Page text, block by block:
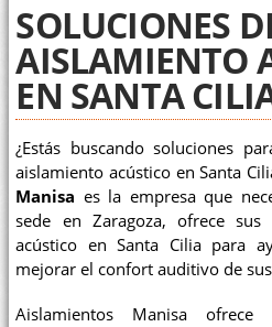
SOLUCIONES
AISLAMIENTO
EN SANTA
¿Estás buscando soluciones
aislamiento acústico en Santa
Manisa es la empresa que
sede en Zaragoza, ofrece
acústico en Santa Cilia para
mejorar el confort auditivo de
Aislamientos Manisa